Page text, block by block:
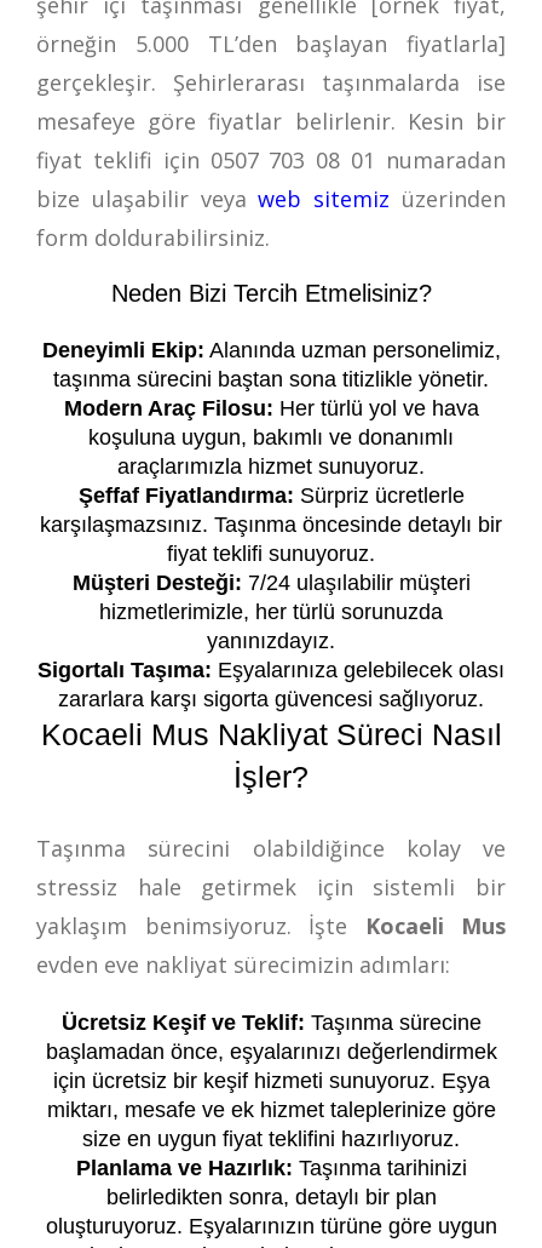
örneğin 5.000 TL’den başlayan fiyatlarla]
gerçekleşir. Şehirlerarası taşınmalarda ise
mesafeye göre fiyatlar belirlenir. Kesin bir
fiyat teklifi için 0507 703 08 01 numaradan
bize ulaşabilir veyaweb sitemiz üzerinden
form doldurabilirsiniz.
Neden Bizi Tercih Etmelisiniz?
Deneyimli Ekip: Alanında uzman personelimiz,
taşınma sürecini baştan sona titizlikle yönetir.
Modern Araç Filosu: Her türlü yol ve hava
koşuluna uygun, bakımlı ve donanımlı
araçlarımızla hizmet sunuyoruz.
Şeffaf Fiyatlandırma: Sürpriz ücretlerle
karşılaşmazsınız. Taşınma öncesinde detaylı bir
fiyat teklifi sunuyoruz.
Müşteri Desteği: 7/24 ulaşılabilir müşteri
hizmetlerimizle, her türlü sorunuzda
yanınızdayız.
Sigortalı Taşıma: Eşyalarınıza gelebilecek olası
zararlara karşı sigorta güvencesi sağlıyoruz.
Kocaeli Mus Nakliyat Süreci Nasıl
İşler?
Taşınma sürecini olabildiğince kolay ve
stressiz hale getirmek için sistemli bir
yaklaşım benimsiyoruz. İşte
Kocaeli Mus
evden eve nakliyat sürecimizin adımları:
Ücretsiz Keşif ve Teklif: Taşınma sürecine
başlamadan önce, eşyalarınızı değerlendirmek
için ücretsiz bir keşif hizmeti sunuyoruz. Eşya
miktarı, mesafe ve ek hizmet taleplerinize göre
size en uygun fiyat teklifini hazırlıyoruz.
Planlama ve Hazırlık: Taşınma tarihinizi
belirledikten sonra, detaylı bir plan
oluşturuyoruz. Eşyalarınızın türüne göre uygun